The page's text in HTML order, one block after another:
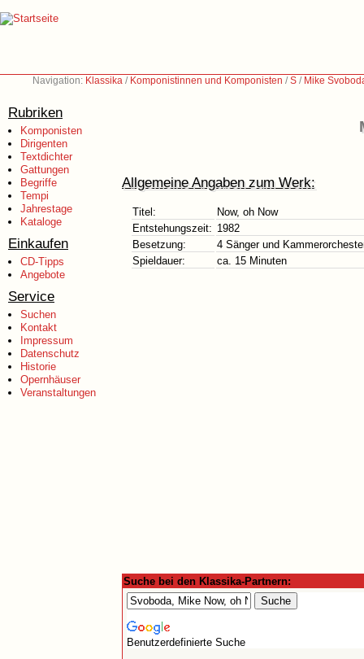
Navigation: Klassika / Komponistinnen und Komponisten /S / Mike
Rubriken
Komponisten
Dirigenten
Textdichter
Gattungen
Begriffe
Tempi
Jahrestage
Kataloge
Einkaufen
CD-Tipps
Angebote
Service
Suchen
Kontakt
Impressum
Datenschutz
Historie
Opernhäuser
Veranstaltungen
Allgemeine Angaben zum Werk:
Titel:
Now, oh Now
Entstehungszeit: 1982
Besetzung:
4 Sänger und
Spieldauer:
ca. 15 Minuten
Suche bei den Klassika-Partnern:
Benutzerdefinierte Suche